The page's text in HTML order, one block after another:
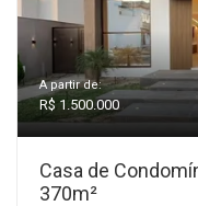
A partir de:
R$ 1.500.000
Casa de
370m²